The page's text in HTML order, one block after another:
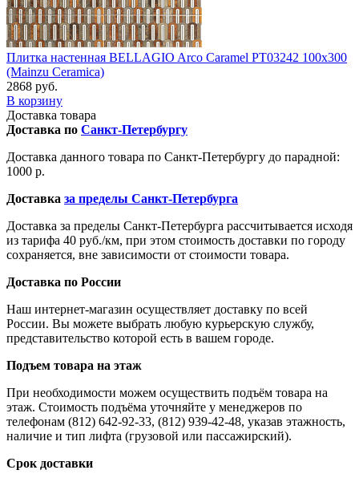
Плитка настенная BELLAGIO Arco Caramel PT03242 100x300
(Mainzu Ceramica)
2868 руб.
В корзину
Доставка товара
Доставка по Санкт-Петербургу
Доставка данного товара по Санкт-Петербургу до парадной:
1000 р.
Доставка за пределы Санкт-Петербурга
Доставка за пределы Санкт-Петербурга рассчитывается исходя
из тарифа 40 руб./км, при этом стоимость доставки по городу
сохраняется, вне зависимости от стоимости товара.
Доставка по России
Наш интернет-магазин осуществляет доставку по всей
России. Вы можете выбрать любую курьерскую службу,
представительство которой есть в вашем городе.
Подъем товара на этаж
При необходимости можем осуществить подъём товара на
этаж. Стоимость подъёма уточняйте у менеджеров по
телефонам (812) 642-92-33, (812) 939-42-48, указав этажность,
наличие и тип лифта (грузовой или пассажирский).
Срок доставки